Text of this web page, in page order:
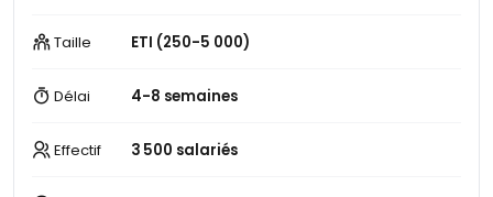
Taille ETI (250-5 000)
Délai 4-8 semaines
Effectif 3 500 salariés